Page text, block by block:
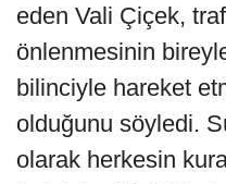
eden Vali Çiçek,
önlenmesinin
bilinciyle hareket
olduğunu söyledi.
olarak herkesin